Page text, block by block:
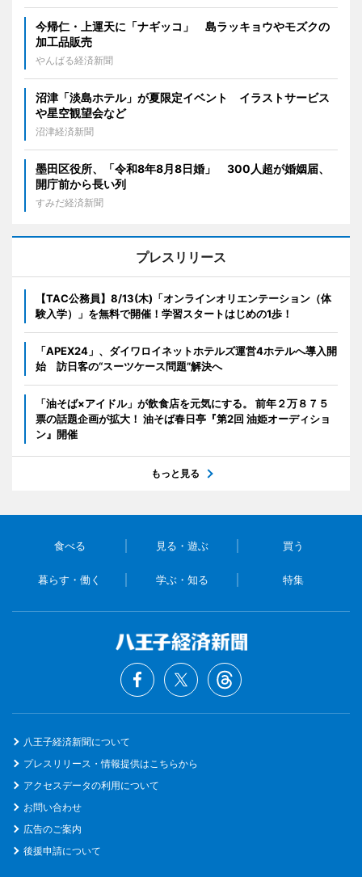
今帰仁・上運天に「ナギッコ」 島ラッキョウやモズクの
加工品販売
やんばる経済新聞
沼津「淡島ホテル」が夏限定イベント イラストサービス
や星空観望会など
沼津経済新聞
墨田区役所、「令和8年8月8日婚」 300人超が婚姻届、
開庁前から長い列
すみだ経済新聞
プレスリリース
【TAC公務員】8/13(木)「オンラインオリエンテーション（体
験入学）」を無料で開催！学習スタートはじめの1歩！
「APEX24」、ダイワロイネットホテルズ運営4ホテルへ導入開
始 訪日客の“スーツケース問題”解決へ
「油そば×アイドル」が飲食店を元気にする。 前年２万８７５
票の話題企画が拡大！ 油そば春日亭『第2回 油姫オーディショ
ン』開催
もっと見る
食べる 見る・遊ぶ 買う
暮らす・働く 学ぶ・知る 特集
八王子経済新聞について
プレスリリース・情報提供はこちらから
アクセスデータの利用について
お問い合わせ
広告のご案内
後援申請について